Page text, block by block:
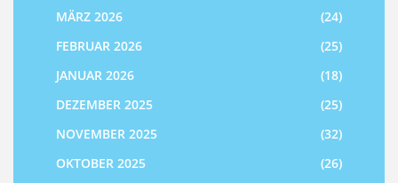
MÄRZ 2026
(24)
FEBRUAR 2026
(25)
JANUAR 2026
(18)
DEZEMBER 2025
(25)
NOVEMBER 2025
(32)
OKTOBER 2025
(26)